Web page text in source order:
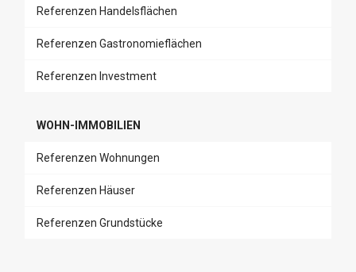
Referenzen Handelsflächen
Referenzen Gastronomieflächen
Referenzen Investment
WOHN-IMMOBILIEN
Referenzen Wohnungen
Referenzen Häuser
Referenzen Grundstücke